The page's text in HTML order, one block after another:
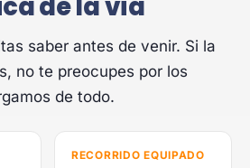
saber antes de venir. Si la
no te preocupes por los
de todo.
RECORRIDO EQUIPADO